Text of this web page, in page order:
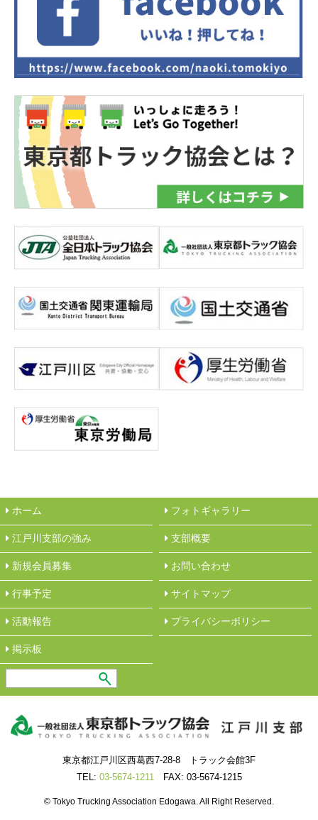
ホーム
江戸川支部の強み
新規会員募集
行事予定
活動報告
︎掲示板
フォトギャラリー
︎支部概要
︎お問い合わせ
サイトマップ
︎プライバシーポリシー
東京都江戸川区西葛西7-28-8 トラック会館3F
TEL: 03-5674-1211 FAX: 03-5674-1215
© Tokyo Trucking Association Edogawa. All Right Reserved.